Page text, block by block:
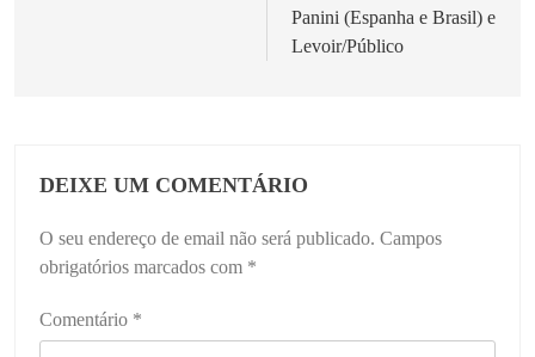
Panini (Espanha e Brasil) e
Levoir/Público
DEIXE UM COMENTÁRIO
O seu endereço de email não será publicado. Campos
obrigatórios marcados com *
Comentário *